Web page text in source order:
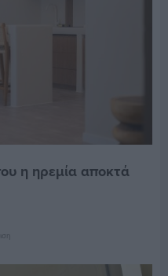
η ηρεμία αποκτά